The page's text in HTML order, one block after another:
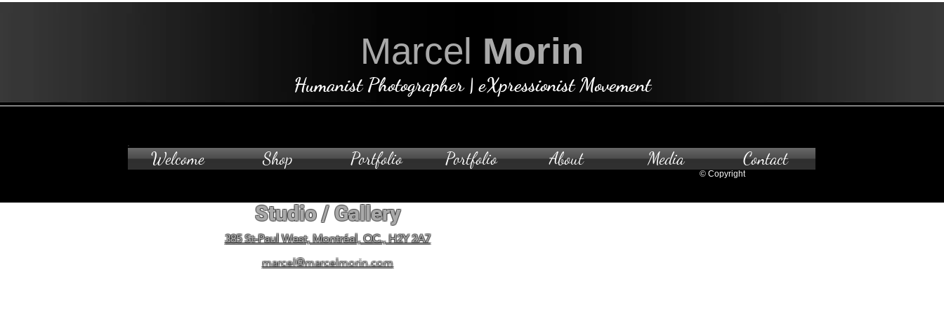
Marcel Morin
Humanist Photographer | eXpressionist Movement
Welcome Shop Portfolio About
Portfolio Media Contact
© Copyright
Studio / Gallery
385 St-Paul West, Montréal, QC., H2Y 2A7
marcel@marcelmorin.com